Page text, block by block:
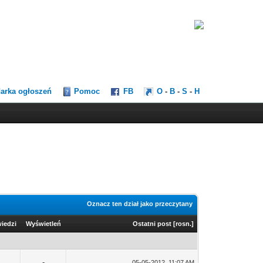
ogłoszeń Pomoc FB O - B -S - H
Oznacz ten dział jako przeczytany
Wyświetleń Ostatni post [rosn.]